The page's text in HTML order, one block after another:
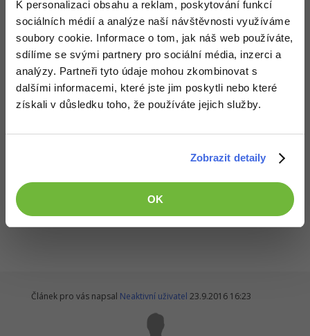
K personalizaci obsahu a reklam, poskytování funkcí
sociálních médií a analýze naší návštěvnosti využíváme
soubory cookie. Informace o tom, jak náš web používáte,
sdílíme se svými partnery pro sociální média, inzerci a
analýzy. Partneři tyto údaje mohou zkombinovat s
dalšími informacemi, které jste jim poskytli nebo které
získali v důsledku toho, že používáte jejich služby.
Zobrazit detaily
OK
Celou záležitost také prověřuje FBI a důvod, proč se
domnívají, že útok byl financovaný vládou vysvětluje
webový magazín The Reuters. Všechny stopy
vyšetřování totiž vedou až k ruské rozvědce.
Zdroj:Threatpost
Všechny články v sekci
Článek pro vás napsal Neaktivní uživatel 23.9.2016 16:23